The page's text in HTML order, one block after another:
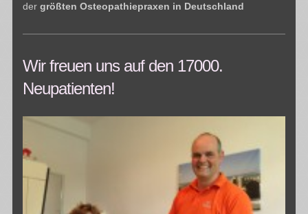
der größten Osteopathiepraxen in Deutschland
Wir freuen uns auf den 17000.
Neupatienten!